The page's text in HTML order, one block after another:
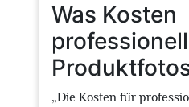
Was Kosten
„Die Kosten für